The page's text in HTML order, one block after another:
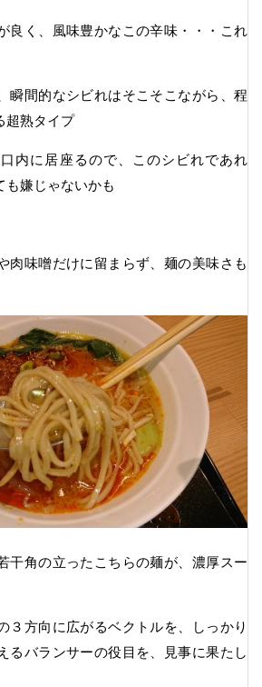
良く、風味豊かなこの辛味・・・これ
瞬間的なシビれはそこそこながら、程
超熟タイプ
内に居座るので、このシビれであれ
も嫌じゃないかも
肉味噌だけに留まらず、麺の美味さも
干角の立ったこちらの麺が、濃厚スー
３方向に広がるベクトルを、しっかり
るバランサーの役目を、見事に果たし